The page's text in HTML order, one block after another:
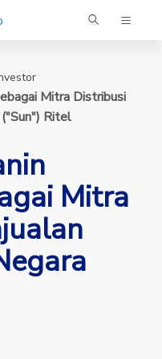
Mitra Distribusi
("sun") Ritel
Mitra